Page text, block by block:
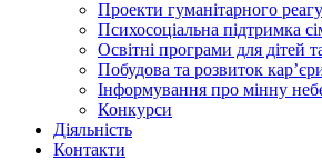
Проекти гуманітарного
Психосоціальна підтримка
Освітні програми для дітей
Побудова та розвиток
Інформування про мінну
Конкурси
Діяльність
Контакти